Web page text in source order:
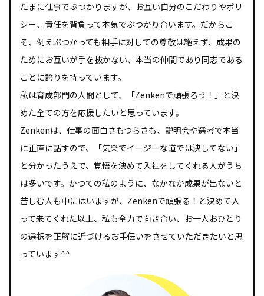
たまに仕事でぶつかりますが、お互い自分のこだわりやポリ
シー、責任を背負って本気でぶつかり合います。だからこ
そ、例えぶつかっても相手に対しての尊敬は絶えず、成果の
ためにお互いが手を抜かない、本当の仲間であり同志である
ことに誇りを持っています。
私は育成部門の人間として、「Zenkenで頑張ろう！」と決
めた全ての方を応援したいと思っています。
Zenkenは、仕事の面白さもつらさも、説明会や選考で本当
に正直に話すので、「気楽でイージーな道では決してない」
と分かったうえで、覚悟を決めて入社をしてくれる人がうち
は多いです。かつての私のように、なかなか成果が出ないと
苦しむ人も中にはいますが、Zenkenで頑張る！と決めて入
って来てくれた以上、私も全力で向き合い、お一人おひとり
の選択を正解に近づけるお手伝いをさせていただきたいと思
っています^^